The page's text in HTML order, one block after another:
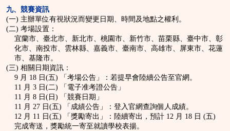
九、競賽資訊
(一) 主辦單位有視狀況而變更日期、時間及地點之權利。
(二) 考場設置：
宜蘭市、臺北市、新北市、桃園市、新竹市、苗栗縣、臺中市、彰
化市、南投市、雲林縣、嘉義市、臺南市、高雄市、屏東市、花蓮
市、基隆市。
(三) 相關日期資訊：
9 月 18 日(五)
「考場公告」：若提早會陸續公告至官網。
11 月 3 日(二)
「電子准考證公告」
11 月 8 日(日)
「競賽日期」
11 月 27 日(五)
「成績公告」：登入官網查詢個人成績。
12 月 11 日(五)
「獎勵寄出」：陸續寄出，預計 12 月 18 日 (五)
完成寄送，獎勵統一寄至就讀學校表揚。